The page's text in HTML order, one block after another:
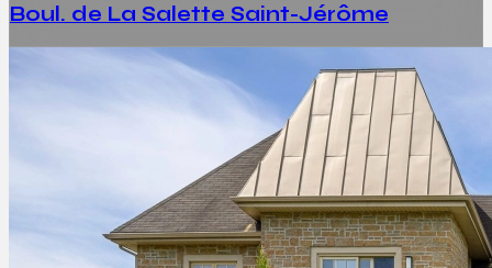
Boul. de La Salette Saint-Jérôme